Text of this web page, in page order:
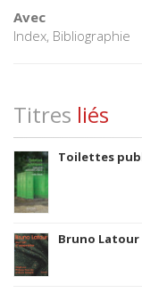
Avec
Index, Bibliographie
Titres liés
Toilettes
Bruno